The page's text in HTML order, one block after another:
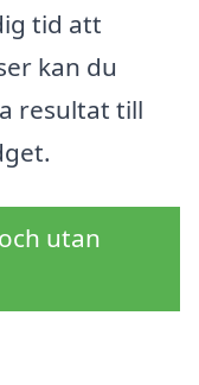
tid att
kan du
resultat till
utan